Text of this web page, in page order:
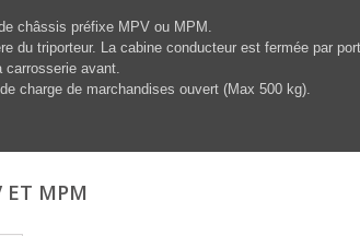
châssis préfixe MPV ou MPM.
du triporteur. La cabine conducteur est fermée par
carrosserie avant.
charge de marchandises ouvert (Max 500 kg).
ET MPM